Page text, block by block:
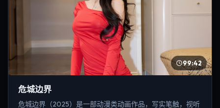
99:42
危城边界
危城边界（2025）是一部动漫类动画作品，写实笔触，视听